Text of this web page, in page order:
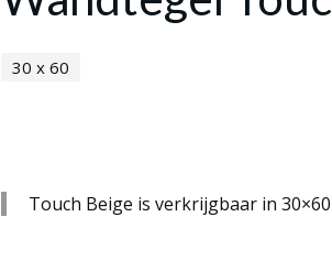
30 x 60
Touch Beige is verkrijgbaar in 30×60